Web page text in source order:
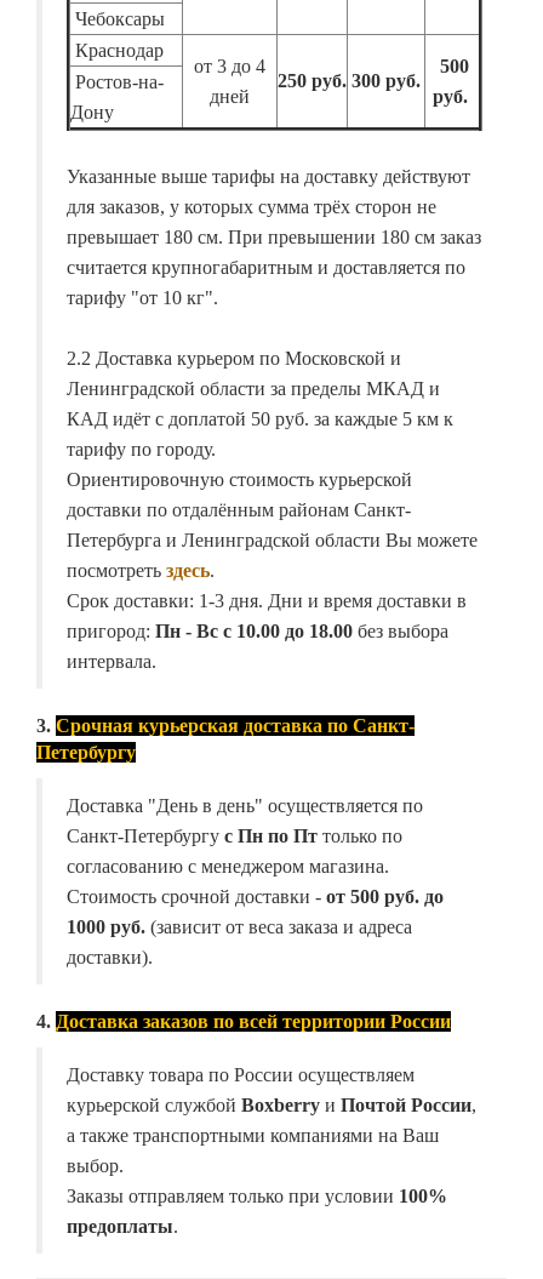
Чебоксары
Краснодар
от 3 до 4
дней
250 руб. 300 руб.
500
руб.
Ростов-на-
Дону
Указанные выше тарифы на доставку действуют
для заказов, у которых сумма трёх сторон не
превышает 180 см. При превышении 180 см заказ
считается крупногабаритным и доставляется по
тарифу "от 10 кг".
2.2 Доставка курьером по Московской и
Ленинградской области за пределы МКАД и
КАД идёт с доплатой 50 руб. за каждые 5 км к
тарифу по городу.
Ориентировочную стоимость курьерской
доставки по отдалённым районам Санкт-
Петербурга и Ленинградской области Вы можете
посмотреть здесь.
Срок доставки: 1-3 дня. Дни и время доставки в
пригород: Пн - Вс с 10.00 до 18.00 без выбора
интервала.
3. Срочная курьерская доставка по Санкт-
Петербургу
Доставка "День в день" осуществляется по
Санкт-Петербургу с Пн по Пт только по
согласованию с менеджером магазина.
Стоимость срочной доставки - от 500 руб. до
1000 руб. (зависит от веса заказа и адреса
доставки).
4. Доставка заказов по всей территории России
Доставку товара по России осуществляем
курьерской службой Boxberry и Почтой России,
а также транспортными компаниями на Ваш
выбор.
Заказы отправляем только при условии 100%
предоплаты.